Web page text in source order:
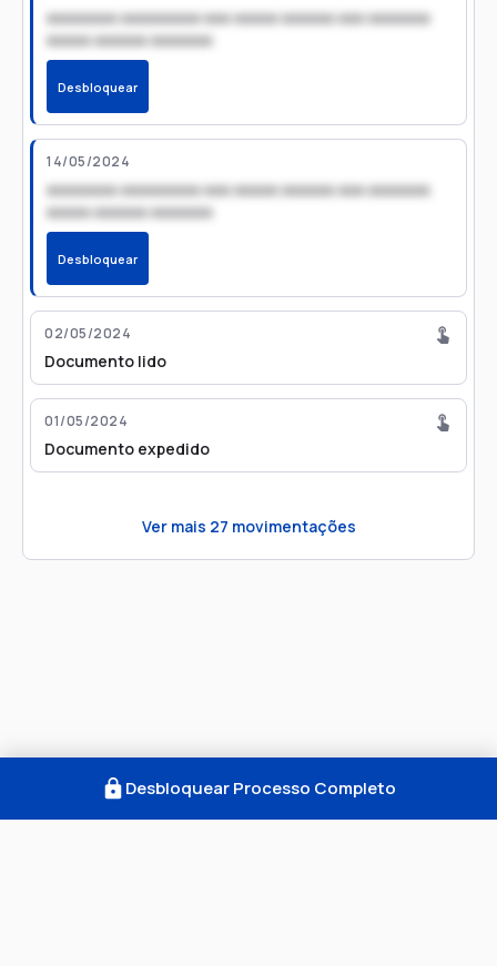
xxxxxxxx xxxxxxxxx xxx xxxxx xxxxxx xxx xxxxxxx
xxxxx xxxxxx xxxxxxx
Desbloquear
14/05/2024
xxxxxxxx xxxxxxxxx xxx xxxxx xxxxxx xxx xxxxxxx
xxxxx xxxxxx xxxxxxx
Desbloquear
02/05/2024
Documento lido
01/05/2024
Documento expedido
Ver mais 27 movimentações
Desbloquear Processo Completo